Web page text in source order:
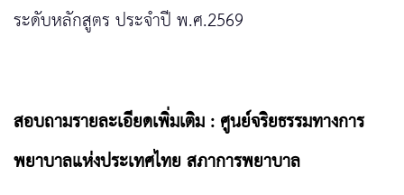
ระดับหลักสูตร ประจำปี พ.ศ.2569
สอบถามรายละเอียดเพิ่มเติม : ศูนย์จริยธรรมทางการ
พยาบาลแห่งประเทศไทย สภาการพยาบาล